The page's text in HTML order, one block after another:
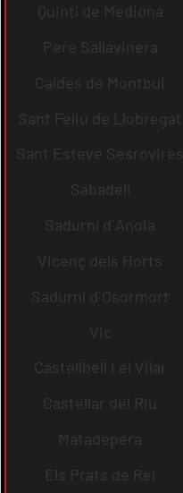
Quintí de Mediona
Pere Sallavinera
Caldes de Montbui
Sant Feliu de Llobregat
Sant Esteve Sesrovires
Sabadell
Sadurní d´Anoia
Vicenç dels Horts
Sadurní d´Osormort
Vic
Castellbell i el Vilar
Castellar del Riu
Matadepera
Els Prats de Rei